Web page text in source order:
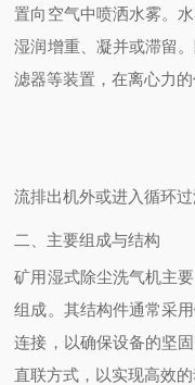
置向空气中喷洒水雾。
湿润增重、凝并或滞留
滤器等装置，在离心力
流排出机外或进入循环过
二、主要组成与结构
矿用湿式除尘洗气机主
组成。其结构件通常采
连接，以确保设备的坚
直联方式，以实现高效的